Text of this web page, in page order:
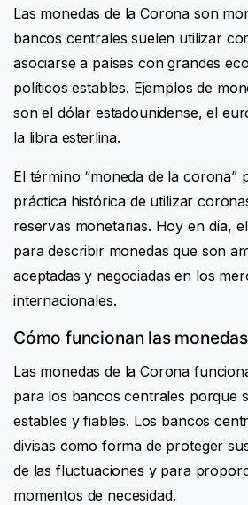
Las monedas de la Corona son
bancos centrales suelen utilizar
asociarse a países con grandes
políticos estables. Ejemplos de
son el dólar estadounidense, el
la libra esterlina.
El término “moneda de la corona”
práctica histórica de utilizar
reservas monetarias. Hoy en día,
para describir monedas que son
aceptadas y negociadas en los
internacionales.
Cómo funcionan las
Las monedas de la Corona
para los bancos centrales porque
estables y fiables. Los bancos
divisas como forma de proteger
de las fluctuaciones y para
momentos de necesidad.